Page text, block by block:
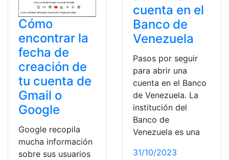
Cómo
encontrar la
fecha de
creación de
tu cuenta de
Gmail o
Google
Google recopila
mucha información
sobre sus usuarios
cuenta en el
Banco de
Venezuela
Pasos por seguir
para abrir una
cuenta en el Banco
de Venezuela. La
institución del
Banco de
Venezuela es una
31/10/2023